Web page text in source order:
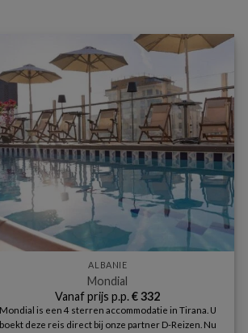
ALBANIE
Mondial
Vanaf prijs p.p.€332
Mondial is een 4 sterren accommodatie in Tirana. U
boekt deze reis direct bij onze partner D-Reizen. Nu